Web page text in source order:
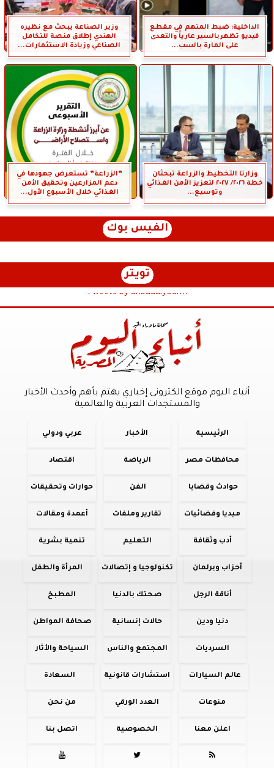
الداخلية: ضبط المتهم في مقطع
فيديو تظهربالسير عارياً والتعدى
على المارة بالسب...
وزير الصناعة يبحث مع نظيره
الهندي إطلاق منصة للتكامل
الصناعي وزيادة الاستثمارات...
وزارتا التخطيط والزراعة تبحثان
خطة ٢٠٢٦/ ٢٠٢٧ لتعزيز الأمن الغذائي
وتوسيع...
”الزراعة” تستعرض جهودها في
دعم المزارعين وتحقيق الأمن
الغذائي خلال الأسبوع الأول...
الفيس بوك
تويتر
Tweets by anbaaalyoum1
أنباء اليوم موقع الكترونى إخباري يهتم بأهم وأحدث الأخبار
والمستجدات العربية والعالمية
الرئيسية الأخبار عربي ودولي
محافظات مصر الرياضة اقتصاد
حوادث وقضايا الفن حوارات وتحقيقات
ميديا وفضائيات تقارير وملفات أعمدة ومقالات
أدب وثقافة التعليم تنمية بشرية
أحزاب وبرلمان تكنولوجيا و إتصالات المرأة والطفل
أناقة الرجل صحتك بالدنيا المطبخ
دنيا ودين حالات إنسانية صحافة المواطن
السرديات المجتمع والناس السياحة والأثار
عالم السيارات استشارات قانونية السعادة
منوعات العدد الورقي من نحن
اعلن معنا الخصوصية اتصل بنا


